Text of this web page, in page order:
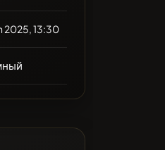
2025, 13:30